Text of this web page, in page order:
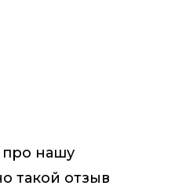
про нашу
такой отзыв